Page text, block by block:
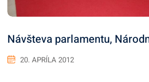
Návšteva parlamentu,
20. APRÍLA 2012